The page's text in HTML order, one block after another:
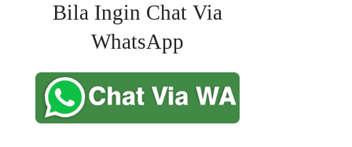
Bila Ingin Chat Via
WhatsApp